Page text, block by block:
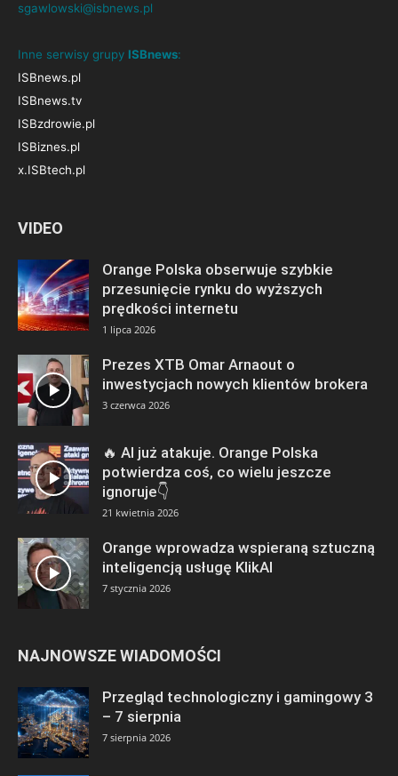
sgawlowski@isbnews.pl
Inne serwisy grupy ISBnews:
ISBnews.pl
ISBnews.tv
ISBzdrowie.pl
ISBiznes.pl
x.ISBtech.pl
VIDEO
Orange Polska obserwuje szybkie
przesunięcie rynku do wyższych
prędkości internetu
1 lipca 2026
Prezes XTB Omar Arnaout o
inwestycjach nowych klientów brokera
3 czerwca 2026
🔥 AI już atakuje. Orange Polska
potwierdza coś, co wielu jeszcze
ignoruje👇
21 kwietnia 2026
Orange wprowadza wspieraną sztuczną
inteligencją usługę KlikAI
7 stycznia 2026
NAJNOWSZE WIADOMOŚCI
Przegląd technologiczny i gamingowy 3
– 7 sierpnia
7 sierpnia 2026